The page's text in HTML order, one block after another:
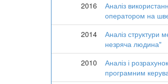
2016
Аналіз
оператором на
2014
Аналіз структури
незряча людина"
2010
Аналіз і
програмним